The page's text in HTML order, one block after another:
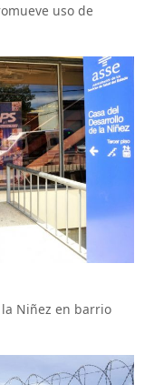
uso de
la Niñez en barrio